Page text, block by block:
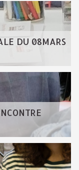
DU 08MARS